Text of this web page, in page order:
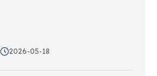
2026-05-18